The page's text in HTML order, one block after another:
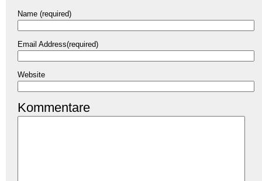
Name (required)
Email Address(required)
Website
Kommentare